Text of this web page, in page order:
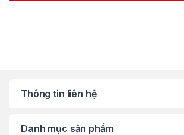
Thông tin liên hệ
Danh mục sản phẩm